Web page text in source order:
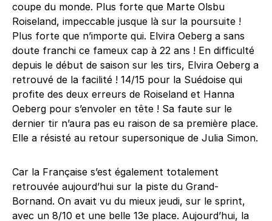
coupe du monde. Plus forte que Marte Olsbu
Roiseland, impeccable jusque là sur la poursuite !
Plus forte que n’importe qui. Elvira Oeberg a sans
doute franchi ce fameux cap à 22 ans ! En difficulté
depuis le début de saison sur les tirs, Elvira Oeberg a
retrouvé de la facilité ! 14/15 pour la Suédoise qui
profite des deux erreurs de Roiseland et Hanna
Oeberg pour s’envoler en tête ! Sa faute sur le
dernier tir n’aura pas eu raison de sa première place.
Elle a résisté au retour supersonique de Julia Simon.
Car la Française s’est également totalement
retrouvée aujourd’hui sur la piste du Grand-
Bornand. On avait vu du mieux jeudi, sur le sprint,
avec un 8/10 et une belle 13e place. Aujourd’hui, la